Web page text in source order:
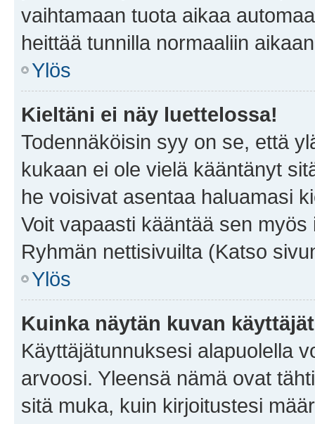
vaihtamaan tuota aikaa
heittää tunnilla normaaliin
Ylös
Kieltäni ei näy luettelossa!
Todennäköisin syy on se, että
kukaan ei ole vielä kääntänyt
he voisivat asentaa haluamasi
Voit vapaasti kääntää sen
Ryhmän nettisivuilta (Katso
Ylös
Kuinka näytän kuvan
Käyttäjätunnuksesi alapuolella
arvoosi. Yleensä nämä ovat
sitä muka, kuin kirjoitustesi